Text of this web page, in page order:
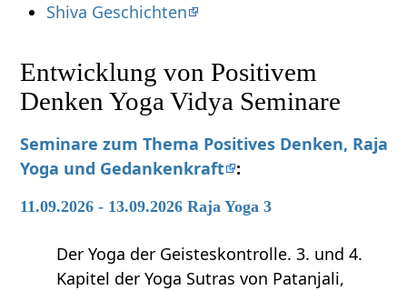
Shiva Geschichten
Entwicklung von Positivem
Denken Yoga Vidya Seminare
Seminare zum Thema Positives Denken, Raja
Yoga und Gedankenkraft :
11.09.2026 - 13.09.2026 Raja Yoga 3
Der Yoga der Geisteskontrolle. 3. und 4.
Kapitel der Yoga Sutras von Patanjali,